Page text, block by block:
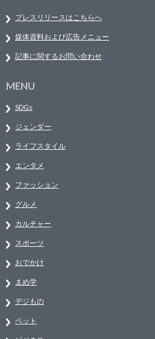
プレスリリースはこちらへ
媒体資料および広告メニュー
記事に関するお問い合わせ
MENU
SDGs
ジェンダー
ライフスタイル
エンタメ
ファッション
グルメ
カルチャー
スポーツ
おでかけ
まめ学
デジもの
ペット